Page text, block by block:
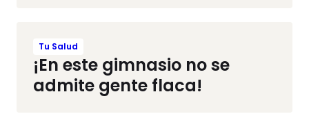
Tu Salud
¡En este gimnasio no se
admite gente flaca!